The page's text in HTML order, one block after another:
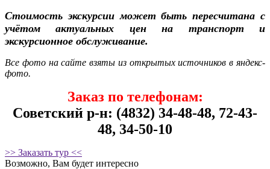
Стоимость экскурсии может быть пересчитана с
учётом актуальных цен на транспорт и
экскурсионное обслуживание.
Все фото на сайте взяты из открытых источников в яндекс-
фото.
Заказ по телефонам:
Советский р-н: (4832) 34-48-48, 72-43-
48, 34-50-10
>> Заказать тур <<
Возможно, Вам будет интересно